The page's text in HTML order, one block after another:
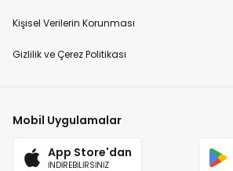
Kişisel Verilerin Korunması
Gizlilik ve Çerez Politikası
Mobil Uygulamalar
App Store'dan
İNDİREBİLİRSİNİZ